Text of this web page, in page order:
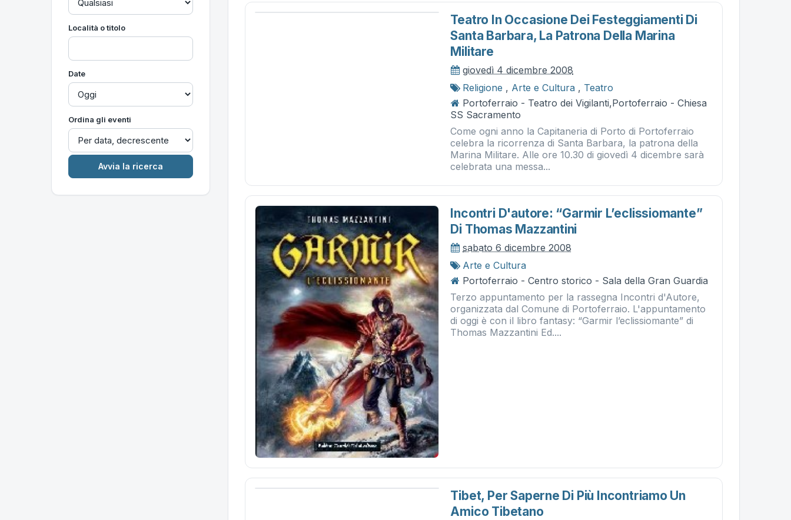
Località o titolo
Date
Ordina gli eventi
Teatro In Occasione Dei Festeggiamenti Di
Santa Barbara, La Patrona Della Marina
Militare
giovedì 4 dicembre 2008
Religione , Arte e Cultura , Teatro
Portoferraio - Teatro dei Vigilanti,Portoferraio - Chiesa
SS Sacramento
Come ogni anno la Capitaneria di Porto di Portoferraio
celebra la ricorrenza di Santa Barbara, la patrona della
Marina Militare. Alle ore 10.30 di giovedì 4 dicembre sarà
celebrata una messa...
Incontri D'autore: “garmir L’eclissiomante”
Di Thomas Mazzantini
sabato 6 dicembre 2008
Arte e Cultura
Portoferraio - Centro storico - Sala della Gran Guardia
Terzo appuntamento per la rassegna Incontri d'Autore,
organizzata dal Comune di Portoferraio. L'appuntamento
di oggi è con il libro fantasy: “Garmir l’eclissiomante” di
Thomas Mazzantini Ed....
Tibet, Per Saperne Di Più Incontriamo Un
Amico Tibetano